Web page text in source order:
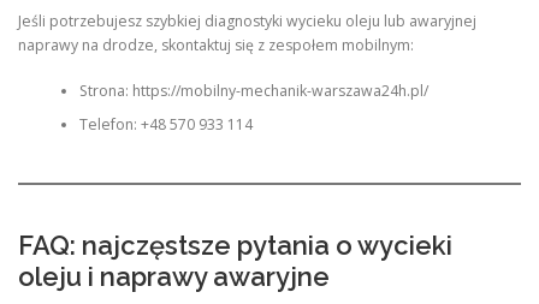
Jeśli potrzebujesz szybkiej diagnostyki wycieku oleju lub awaryjnej
naprawy na drodze, skontaktuj się z zespołem mobilnym:
Strona: https://mobilny-mechanik-warszawa24h.pl/
Telefon: +48 570 933 114
FAQ: najczęstsze pytania o wycieki
oleju i naprawy awaryjne